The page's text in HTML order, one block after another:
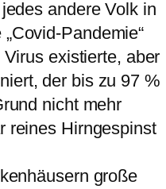
andere Volk in
Pandemie“
existierte, aber
der bis zu 97 %
nicht mehr
reines Hirngespinst
große